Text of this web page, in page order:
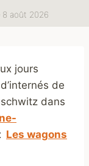
8 août 2026
jours
de
dans
Les wagons